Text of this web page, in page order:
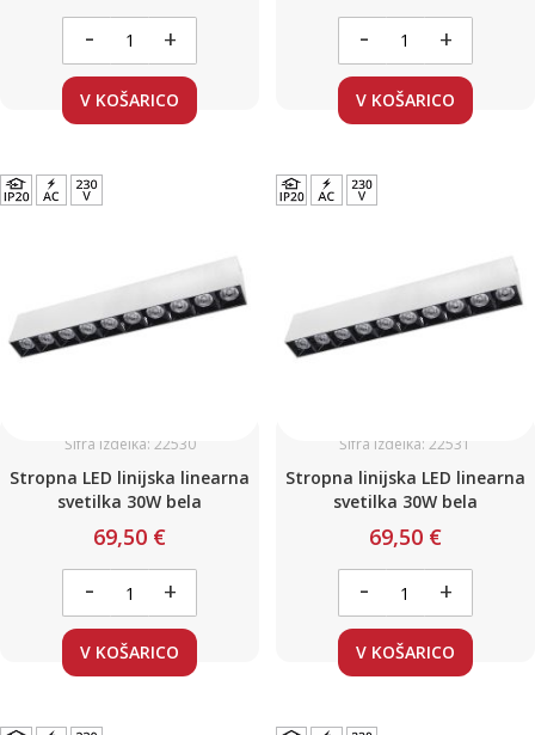
- +
V KOŠARICO
- +
V KOŠARICO
Šifra izdelka: 22530
Stropna LED linijska linearna
svetilka 30W bela
69,50 €
- +
V KOŠARICO
Šifra izdelka: 22531
Stropna linijska LED linearna
svetilka 30W bela
69,50 €
- +
V KOŠARICO